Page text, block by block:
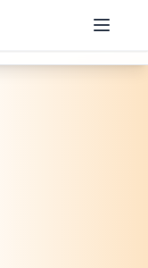
分析报告